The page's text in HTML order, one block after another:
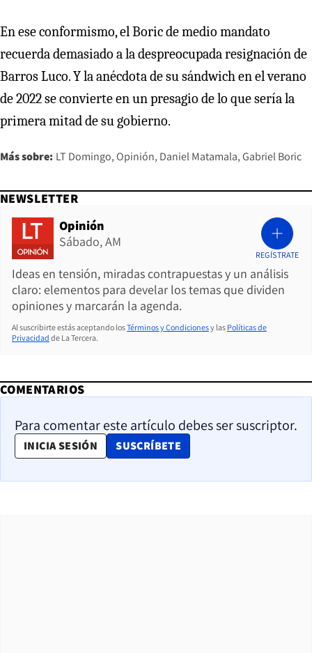
En ese conformismo, el Boric de medio mandato
recuerda demasiado a la despreocupada resignación de
Barros Luco. Y la anécdota de su sándwich en el verano
de 2022 se convierte en un presagio de lo que sería la
primera mitad de su gobierno.
Más sobre: LT Domingo Opinión Daniel Matamala Gabriel Boric
NEWSLETTER
Opinión
Sábado, AM
Ideas en tensión, miradas contrapuestas y un análisis
claro: elementos para develar los temas que dividen
opiniones y marcarán la agenda.
REGÍSTRATE
Al suscribirte estás aceptando losTérminos y Condicionesy las Políticas de
Privacidad de La Tercera.
COMENTARIOS
Para comentar este artículo debes ser suscriptor.
INICIA SESIÓN SUSCRÍBETE
OPENS IN NEW WINDOW